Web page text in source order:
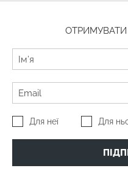
ОТРИМУВАТИ
Для неї Для